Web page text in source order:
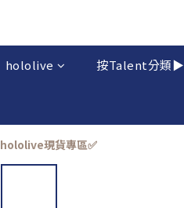
hololive 按Talent分類▶️
hololive現貨專區✅